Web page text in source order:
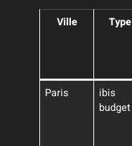
Ville Type
Paris
ibis
budget